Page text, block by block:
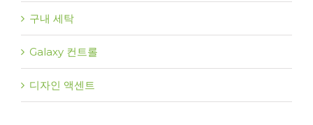
구내 세탁
Galaxy 컨트롤
디자인 액센트